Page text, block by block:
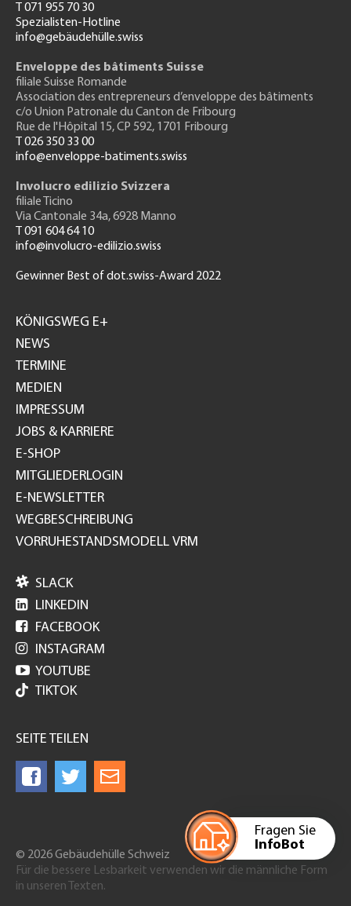
Fragen Sie
InfoBot
T 071 955 70 30
Spezialisten-Hotline
info@gebäudehülle.swiss
Enveloppe des bâtiments Suisse
filiale Suisse Romande
Association des entrepreneurs d’enveloppe des bâtiments
c/o Union Patronale du Canton de Fribourg
Rue de l'Hôpital 15, CP 592, 1701 Fribourg
T 026 350 33 00
info@enveloppe-batiments.swiss
Involucro edilizio Svizzera
filiale Ticino
Via Cantonale 34a, 6928 Manno
T 091 604 64 10
info@involucro-edilizio.swiss
Gewinner Best of dot.swiss-Award 2022
GH
KÖNIGSWEG E+
NEWS
TERMINE
MEDIEN
IMPRESSUM
JOBS & KARRIERE
E-SHOP
MITGLIEDERLOGIN
E-NEWSLETTER
WEGBESCHREIBUNG
VORRUHESTANDSMODELL VRM
 SLACK
 LINKEDIN
 FACEBOOK
 INSTAGRAM
 YOUTUBE
TIKTOK
SEITE TEILEN
© 2026 Gebäudehülle Schweiz
Für die bessere Lesbarkeit verwenden wir die männliche Form
in unseren Texten.